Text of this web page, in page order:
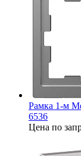
Рамка 1-м
6536
Цена по